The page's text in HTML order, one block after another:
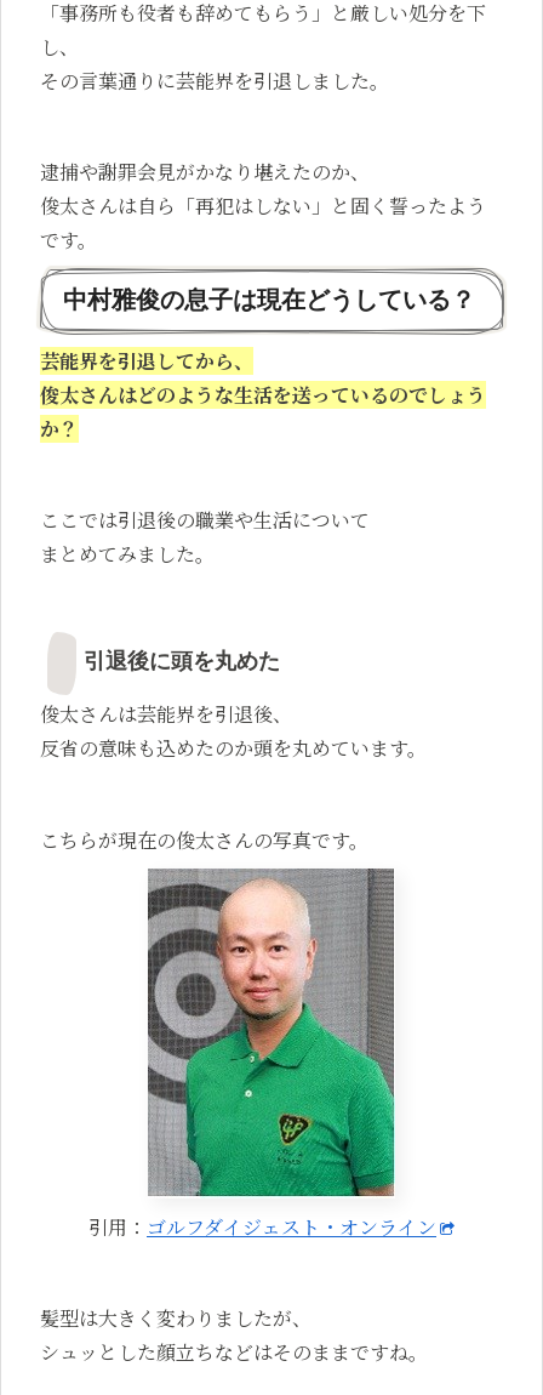
「事務所も役者も辞めてもらう」と厳しい処分を下
し、
その言葉通りに芸能界を引退しました。
逮捕や謝罪会見がかなり堪えたのか、
俊太さんは自ら「再犯はしない」と固く誓ったよう
です。
中村雅俊の息子は現在どうしている？
芸能界を引退してから、
俊太さんはどのような生活を送っているのでしょう
か？
ここでは引退後の職業や生活について
まとめてみました。
引退後に頭を丸めた
俊太さんは芸能界を引退後、
反省の意味も込めたのか頭を丸めています。
こちらが現在の俊太さんの写真です。
引用： ゴルフダイジェスト・オンライン
髪型は大きく変わりましたが、
シュッとした顔立ちなどはそのままですね。